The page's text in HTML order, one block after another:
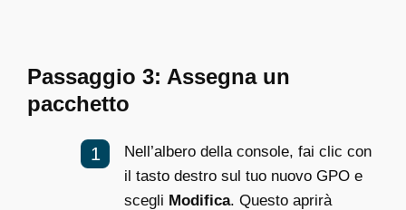
Passaggio 3: Assegna un
pacchetto
Nell’albero della console, fai clic con
il tasto destro sul tuo nuovo GPO e
scegli Modifica. Questo aprirà